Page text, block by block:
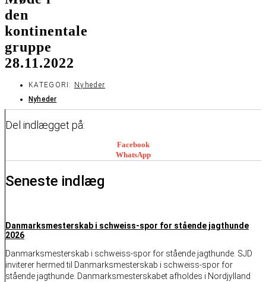
den
kontinentale
gruppe
28.11.2022
KATEGORI: Nyheder
Nyheder
Del indlægget på:
Facebook
WhatsApp
Seneste indlæg
Danmarksmesterskab i schweiss-spor for stående jagthunde
2026
Danmarksmesterskab i schweiss-spor for stående jagthunde. SJD
inviterer hermed til Danmarksmesterskab i schweiss-spor for
stående jagthunde. Danmarksmesterskabet afholdes i Nordjylland